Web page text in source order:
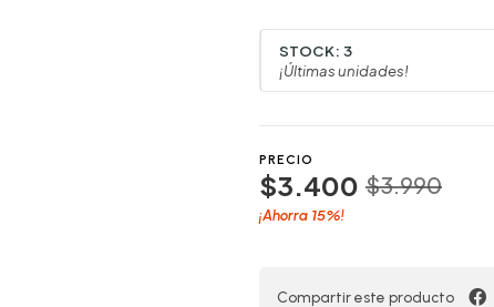
STOCK: 3
¡Últimas unidades!
PRECIO
$3.400 $3.990
¡Ahorra 15%!
Compartir este producto